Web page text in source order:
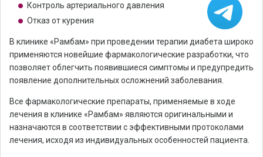
Контроль артериального давления
Отказ от курения
В клинике «Рамбам» при проведении терапии диабета широко
применяются новейшие фармакологические разработки, что
позволяет облегчить появившиеся симптомы и предупредить
появление дополнительных осложнений заболевания.
Все фармакологические препараты, применяемые в ходе
лечения в клинике «Рамбам» являются оригинальными и
назначаются в соответствии с эффективными протоколами
лечения, исходя из индивидуальных особенностей пациента.